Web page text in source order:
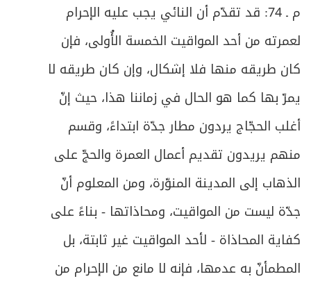
م ـ 74: قد تقدّم أن النائي يجب عليه الإحرام
لعمرته من أحد المواقيت الخمسة الأُولى، فإن
كان طريقه منها فلا إشكال، وإن كان طريقه لا
يمرّ بها كما هو الحال في زماننا هذا، حيث إنّ
أغلب الحجّاج يردون مطار جدّة ابتداءً، وقسم
منهم يريدون تقديم أعمال العمرة والحجّ على
الذهاب إلى المدينة المنوّرة، ومن المعلوم أنّ
جدّة ليست من المواقيت، ومحاذاتها - بناءً على
كفاية المحاذاة - لأحد المواقيت غير ثابتة، بل
المطمأنّ به عدمها، فإنه لا مانع من الإحرام من
81 زيـارة أميـن اللـه
ص
82 دعـاء ليلـة عرفـة
83 دعاء الإمام الحسين(ع) يوم عرفة
ص
84 دعاء الإمام زين العابدين(ع) يوم عرفة
ص
85 دعاء التوبة للإمام زين العابدين(ع)